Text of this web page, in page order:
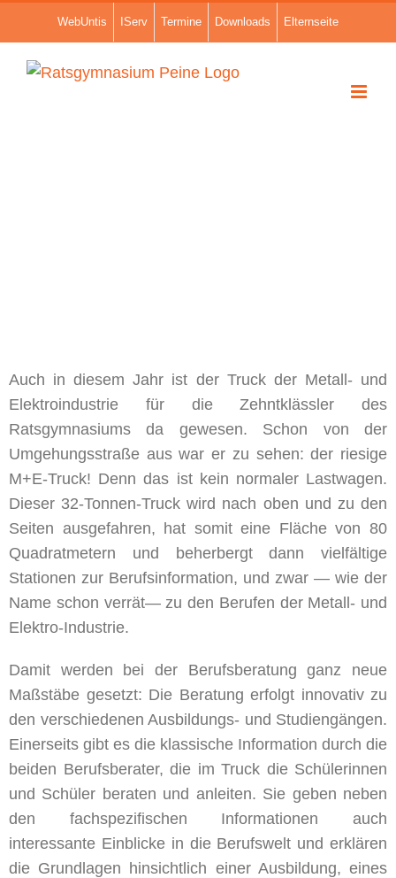
springen
WebUntis IServ Termine Downloads Elternseite
grösseres
Bild
Auch in diesem Jahr ist der Truck der Metall- und
Elektroindustrie für die Zehntklässler des
Ratsgymnasiums da gewesen. Schon von der
Umgehungsstraße aus war er zu sehen: der riesige
M+E-Truck! Denn das ist kein normaler Lastwagen.
Dieser 32-Tonnen-Truck wird nach oben und zu den
Seiten ausgefahren, hat somit eine Fläche von 80
Quadratmetern und beherbergt dann vielfältige
Stationen zur Berufsinformation, und zwar — wie der
Name schon verrät— zu den Berufen der Metall- und
Elektro-Industrie.
Damit werden bei der Berufsberatung ganz neue
Maßstäbe gesetzt: Die Beratung erfolgt innovativ zu
den verschiedenen Ausbildungs- und Studiengängen.
Einerseits gibt es die klassische Information durch die
beiden Berufsberater, die im Truck die Schülerinnen
und Schüler beraten und anleiten. Sie geben neben
den fachspezifischen Informationen auch
interessante Einblicke in die Berufswelt und erklären
die Grundlagen hinsichtlich einer Ausbildung, eines